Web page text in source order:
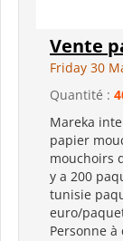
Vente
Friday 30
Quantité :
Mareka
papier
mouchoirs
y a 200
tunisie
euro/
Personne à